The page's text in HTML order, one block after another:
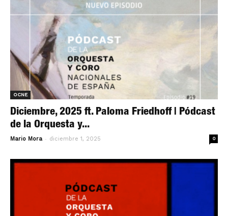
OCNE
Diciembre, 2025 ft. Paloma Friedhoff | Pódcast
de la Orquesta y...
Mario Mora - diciembre 1, 2025 0